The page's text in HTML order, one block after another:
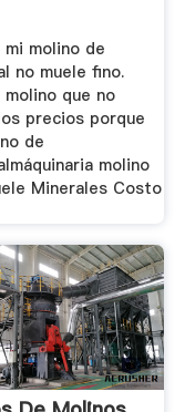
mi molino de
no muele fino.
que no
precios porque
de
molino
Minerales Costo